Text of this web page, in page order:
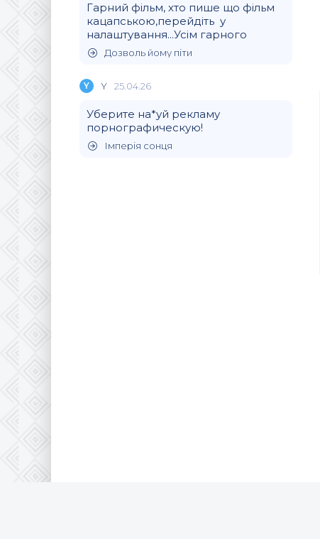
Гарний фільм, хто пише що фільм
кацапською,перейдіть у
налаштування...Усім гарного
Дозволь йому піти
Y Y 25.04.26
Уберите на*уй рекламу
порнографическую!
Імперія сонця